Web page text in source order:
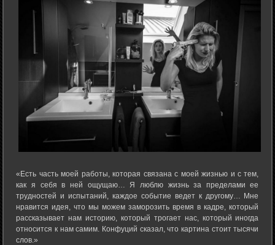
«Есть часть моей работы, которая связана с моей жизнью и с тем,
как я себя в ней ощущаю… Я люблю жизнь за пределами ее
трудностей и испытаний, каждое событие ведет к другому… Мне
нравится идея, что мы можем заморозить время в кадре, который
рассказывает нам историю, который трогает нас, который иногда
относится к нам самим. Конфуций сказал, что картина стоит тысячи
слов.»